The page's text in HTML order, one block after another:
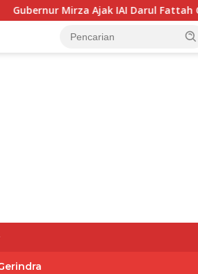
IAI Darul Fattah Cetak SDM Adaptif